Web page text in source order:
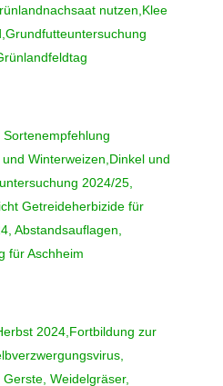
nutzen,Klee
Winterweizen,Dinkel und
2024/25,
Getreideherbizide für
Abstandsauflagen,
für Aschheim
2024,Fortbildung zur
Weidelgräser,